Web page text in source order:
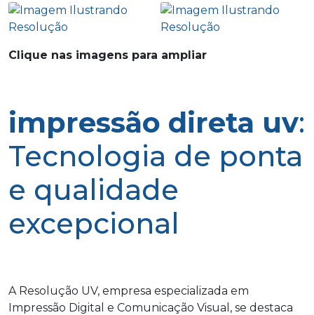
Clique nas imagens para ampliar
impressão direta uv:
Tecnologia de ponta
e qualidade
excepcional
A Resolução UV, empresa especializada em
Impressão Digital e Comunicação Visual, se destaca